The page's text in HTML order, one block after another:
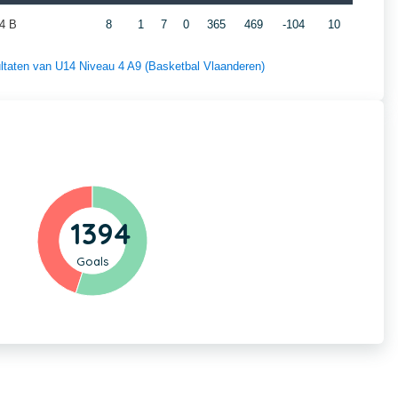
B 8 1 7 0 365 469 -104 10
van U14 Niveau 4 A9 (Basketbal Vlaanderen)
1394
Goals